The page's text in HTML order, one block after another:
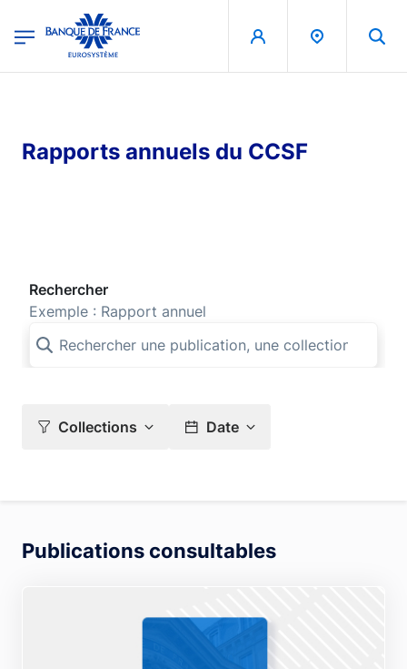
Banque de France - Menu Principal
Rapports annuels du CCSF
Rechercher
Exemple : Rapport annuel
Collections Date
Publications consultables